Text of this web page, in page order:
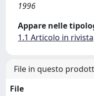
1996
Appare nelle
1.1 Articolo in rivista
File in questo
File